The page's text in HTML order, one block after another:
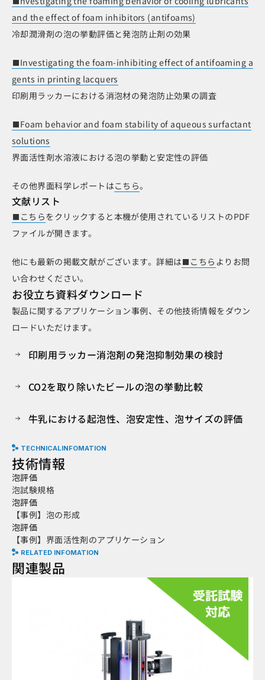
and the effect of foam inhibitors (antifoams)
冷却潤滑剤の泡の挙動評価と発泡防止剤の効果
Investigating the foam-inhibiting effect of antifoaming a
gents in printing lacquers
印刷用ラッカーにおける消泡材の発泡防止効果の調査
Foam behavior and foam stability of aqueous surfactant
solutions
界面活性剤水溶液における泡の挙動と安定性の評価
その他界面科学レポートはこちら。
文献リスト
こちらをクリックすると本機が使用されているリストのPDF
ファイルが開きます。
他にも最新の掲載文献がございます。詳細は こちら よりお問
い合わせください。
お役立ち資料ダウンロード
製品に関するアプリケーション事例、その他技術情報をダウン
ロードいただけます。
印刷用ラッカー消泡剤の発泡抑制効果の検討
CO2を取り除いたビールの泡の挙動比較
牛乳における起泡性、泡安定性、泡サイズの評価
TECHNICALINFOMATION
技術情報
泡評価
泡試験規格
泡評価
【事例】泡の形成
泡評価
【事例】界面活性剤のアプリケーション
RELATED INFOMATION
関連製品